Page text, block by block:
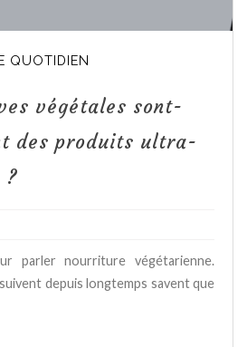
QUOTIDIEN
végétales sont-
des produits ultra-
?
parler nourriture végétarienne.
depuis longtemps savent que